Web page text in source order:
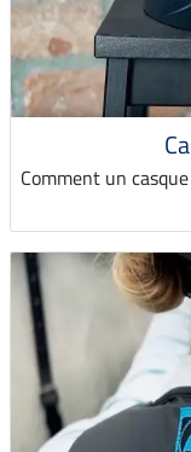
Comment un